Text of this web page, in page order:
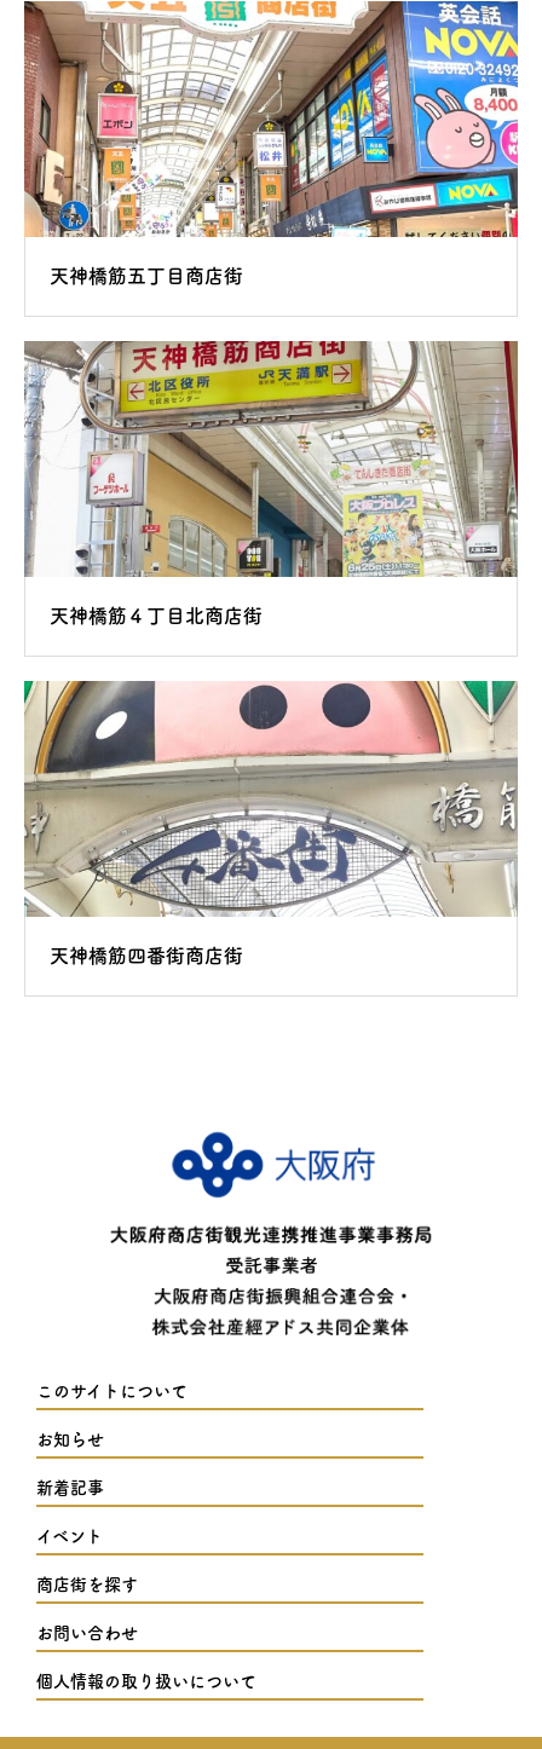
天神橋筋五丁目商店街
天神橋筋４丁目北商店街
天神橋筋四番街商店街
このサイトについて
お知らせ
新着記事
イベント
商店街を探す
お問い合わせ
個人情報の取り扱いについて